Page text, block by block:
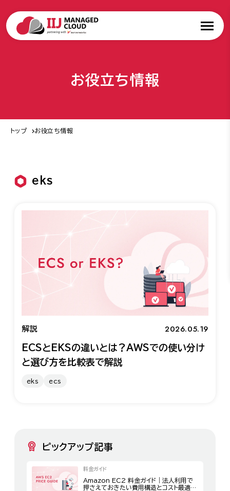
お役立ち情報
トップ お役立ち情報
eks
解説 2026.05.19
ECSとEKSの違いとは？AWSでの使い分け
と選び方を比較表で解説
eks ecs
ピックアップ記事
料金ガイド
Amazon EC2 料金ガイド｜法人利用で
押さえておきたい費用構造とコスト最適化